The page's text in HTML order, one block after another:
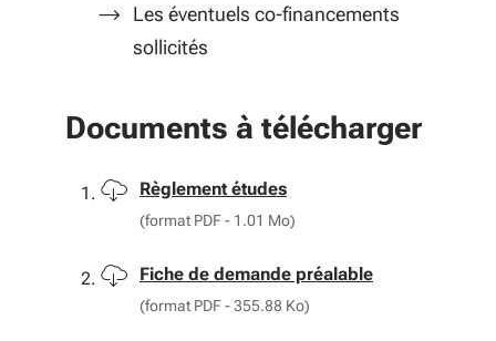
Les éventuels co-financements
sollicités
Documents à télécharger
Télécharger
Règlement études
(format PDF - 1.01 Mo)
Télécharger
Fiche de demande préalable
(format PDF - 355.88 Ko)